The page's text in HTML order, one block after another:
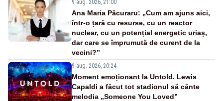
9 aug. 2026, 21:00
Ana Maria Păcuraru: „Cum am ajuns aici,
într-o țară cu resurse, cu un reactor
nuclear, cu un potențial energetic uriaș,
dar care se împrumută de curent de la
vecini?”
9 aug. 2026, 20:24
Moment emoționant la Untold. Lewis
Capaldi a făcut tot stadionul să cânte
melodia „Someone You Loved”